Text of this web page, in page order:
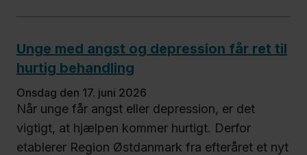
Unge med angst og depression får ret til
hurtig behandling
onsdag den 17. juni 2026
Når unge får angst eller depression, er det
vigtigt, at hjælpen kommer hurtigt. Derfor
etablerer Region Østdanmark fra efteråret et nyt